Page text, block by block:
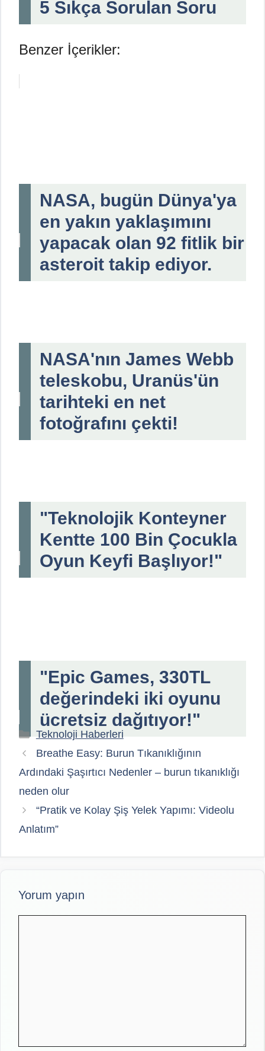
5 Sıkça Sorulan Soru
Benzer İçerikler:
NASA, bugün Dünya'ya
en yakın yaklaşımını
yapacak olan 92 fitlik bir
asteroit takip ediyor.
NASA'nın James Webb
teleskobu, Uranüs'ün
tarihteki en net
fotoğrafını çekti!
"Teknolojik Konteyner
Kentte 100 Bin Çocukla
Oyun Keyfi Başlıyor!"
"Epic Games, 330TL
değerindeki iki oyunu
ücretsiz dağıtıyor!"
Kategoriler
Teknoloji Haberleri
Breathe Easy: Burun Tıkanıklığının
Ardındaki Şaşırtıcı Nedenler – burun tıkanıklığı
neden olur
“Pratik ve Kolay Şiş Yelek Yapımı: Videolu
Anlatım”
Yorum yapın